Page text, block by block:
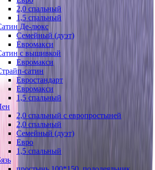
2,0 спальный
1,5 спальный
Де-люкс
Семейный (дуэт)
Евромакси
с вышивкой
Евромакси
сатин
Евростандарт
Евромакси
1,5 спальный
2,0 спальный с европростыней
2,0 спальный
Семейный (дуэт)
Евро
1,5 спальный